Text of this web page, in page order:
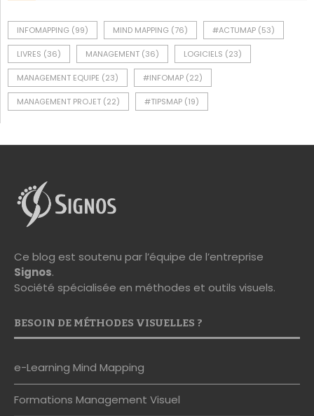
INFOMAPPING (99) MIND MAPPING (76) #ACTUMAP (53)
LIVRES (36) MANAGEMENT (36) LOGICIELS (23)
MANAGEMENT EQUIPE (23) #INFOMAP (22)
MANAGEMENT PROJET (22) #TIPSMAP (19)
Ce blog est soutenu par l’équipe de l’entreprise
Signos.
Société spécialisée en méthodes et outils visuels.
BESOIN DE MÉTHODES VISUELLES ?
e-Learning Mind Mapping
Formations Management Visuel